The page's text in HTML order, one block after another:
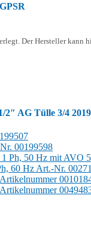
Der Hersteller kann
AG Tülle 3/4
00199598
Ph, 50 Hz mit AVO
60 Hz Art.-Nr.